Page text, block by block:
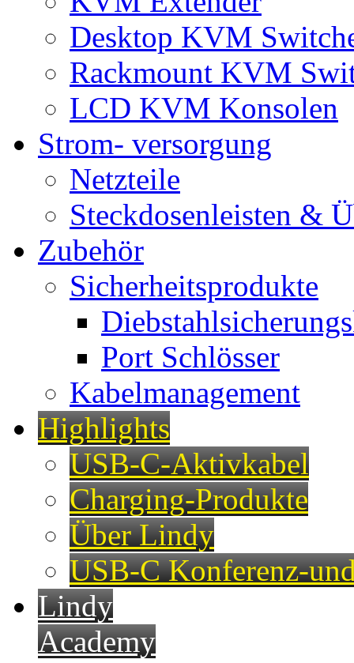
Desktop KVM
Rackmount KVM
LCD KVM Konsolen
Strom- versorgung
Netzteile
Steckdosenleisten &
Zubehör
Sicherheitsprodukte
Port Schlösser
Kabelmanagement
Highlights
USB-C-Aktivkabel
Charging-Produkte
Über Lindy
USB-C Konferenz-
Lindy
Academy